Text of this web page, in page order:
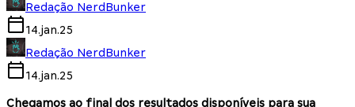
Redação NerdBunker
14.jan.25
Redação NerdBunker
14.jan.25
Chegamos ao final dos resultados disponíveis para sua